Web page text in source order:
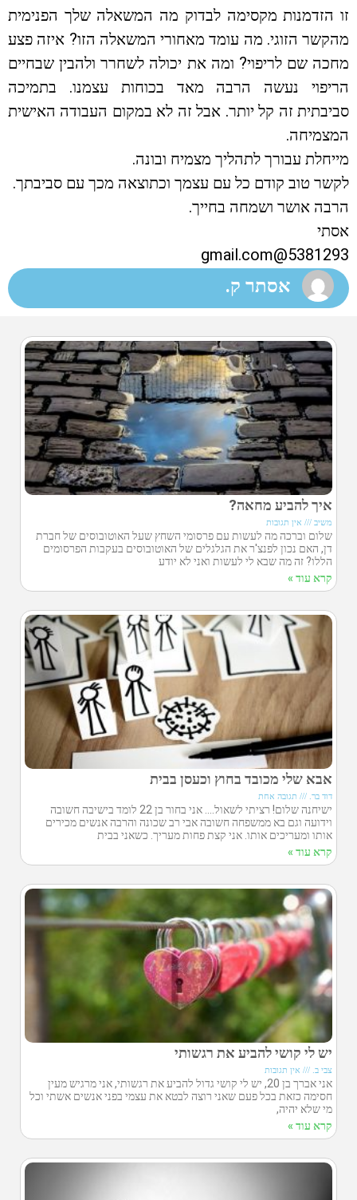
זו הזדמנות מקסימה לבדוק מה המשאלה שלך הפנימית
מהקשר הזוגי. מה עומד מאחורי המשאלה הזו? איזה פצע
מחכה שם לריפוי? ומה את יכולה לשחרר ולהבין שבחיים
הריפוי נעשה הרבה מאד בכוחות עצמנו. בתמיכה
סביבתית זה קל יותר. אבל זה לא במקום העבודה האישית
המצמיחה.
מייחלת עבורך לתהליך מצמיח ובונה.
לקשר טוב קודם כל עם עצמך וכתוצאה מכך עם סביבתך.
הרבה אושר ושמחה בחייך.
אסתי
5381293@gmail.com
אסתר ק.
איך להביע מחאה?
משיב אין תגובות
שלום וברכה מה לעשות עם פרסומי השחץ שעל האוטובוסים של חברת
דן, האם נכון לפנצ'ר את הגלגלים של האוטובוסים בעקבות הפרסומים
הללו? זה מה שבא לי לעשות ואני לא יודע
קרא עוד »
אבא שלי מכובד בחוץ וכעסן בבית
דוד בר. תגובה אחת
ישיחנה שלום! רציתי לשאול…. אני בחור בן 22 לומד בישיבה חשובה
וידועה וגם בא ממשפחה חשובה אבי רב שכונה והרבה אנשים מכירים
אותו ומעריכים אותו. אני קצת פחות מעריך. כשאני בבית
קרא עוד »
יש לי קושי להביע את רגשותי
צבי ב. אין תגובות
אני אברך בן 20, יש לי קושי גדול להביע את רגשותי, אני מרגיש מעין
חסימה כזאת בכל פעם שאני רוצה לבטא את עצמי בפני אנשים אשתי וכל
מי שלא יהיה,
קרא עוד »